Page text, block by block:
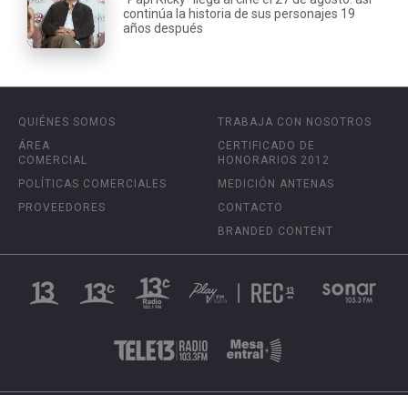
continúa la historia de sus personajes 19
años después
QUIÉNES SOMOS
ÁREA
COMERCIAL
POLÍTICAS COMERCIALES
PROVEEDORES
TRABAJA CON NOSOTROS
CERTIFICADO DE
HONORARIOS 2012
MEDICIÓN ANTENAS
CONTACTO
BRANDED CONTENT